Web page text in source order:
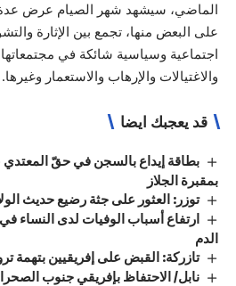
الماضي، سيشهد شهر الصيام عرض
على البعض منها، تجمع بين الإثارة
اجتماعية وسياسية شائكة في
والاغتيالات والإرهاب والاستعمار وغيرها.
قد يعجبك ايضا
بطاقة إيداع بالسجن في حقّ
بمقبرة الجلاز
توزر: العثور على جثة رضيع حديث
ارتفاع أسباب الوفيات لدى
الدم
تازركة: القبض على إفريقيين بتهمة
نابل/ الاحتفاظ بإفريقي جنوب